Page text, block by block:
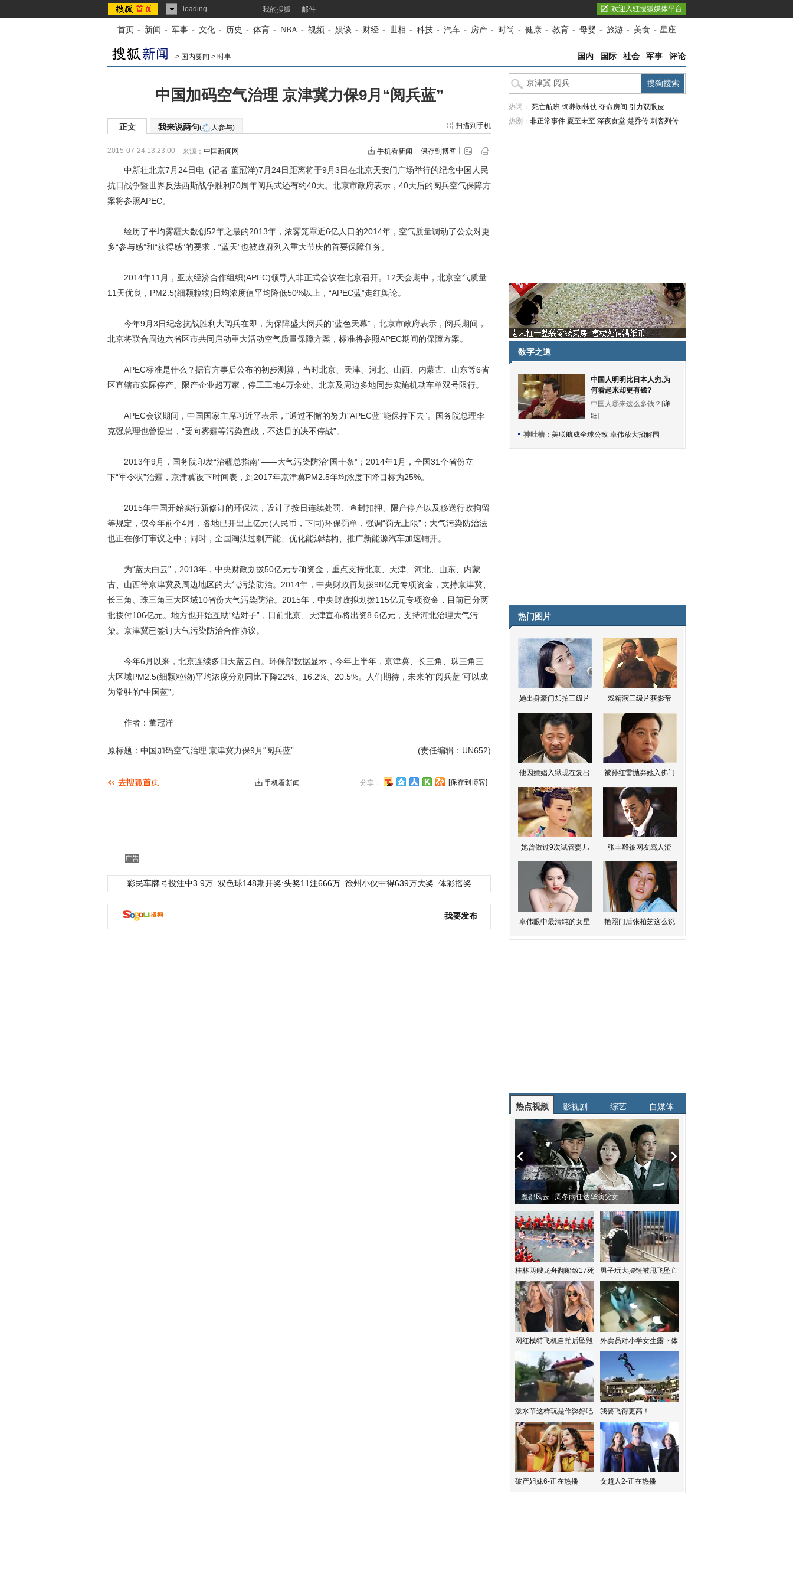
loading... 我的搜狐 邮件 欢迎入驻搜狐媒体平台
首页 - 新闻 - 军事 - 文化 - 历史 - 体育 - NBA - 视频 - 娱谈 - 财经 - 世相 - 科技 - 汽车 - 房产 - 时尚 - 健康 - 教育 - 母婴 - 旅游 - 美食 - 星座
> 国内要闻 > 时事 国内 国际 社会 军事 评论
中国加码空气治理 京津冀力保9月“阅兵蓝”
正文 我来说两句( 人参与) 扫描到手机
2015-07-24 13:23:00 来源： 中国新闻网 手机看新闻 保存到博客
中新社北京7月24日电 (记者 董冠洋)7月24日距离将于9月3日在北京天安门广场举行的纪念中国人民
抗日战争暨世界反法西斯战争胜利70周年阅兵式还有约40天。北京市政府表示，40天后的阅兵空气保障方
案将参照APEC。
经历了平均雾霾天数创52年之最的2013年，浓雾笼罩近6亿人口的2014年，空气质量调动了公众对更
多“参与感”和“获得感”的要求，“蓝天”也被政府列入重大节庆的首要保障任务。
2014年11月，亚太经济合作组织(APEC)领导人非正式会议在北京召开。12天会期中，北京空气质量
11天优良，PM2.5(细颗粒物)日均浓度值平均降低50%以上，“APEC蓝”走红舆论。
今年9月3日纪念抗战胜利大阅兵在即，为保障盛大阅兵的“蓝色天幕”，北京市政府表示，阅兵期间，
北京将联合周边六省区市共同启动重大活动空气质量保障方案，标准将参照APEC期间的保障方案。
APEC标准是什么？据官方事后公布的初步测算，当时北京、天津、河北、山西、内蒙古、山东等6省
区直辖市实际停产、限产企业超万家，停工工地4万余处。北京及周边多地同步实施机动车单双号限行。
APEC会议期间，中国国家主席习近平表示，“通过不懈的努力"APEC蓝"能保持下去”。国务院总理李
克强总理也曾提出，“要向雾霾等污染宣战，不达目的决不停战”。
2013年9月，国务院印发“治霾总指南”——大气污染防治“国十条”；2014年1月，全国31个省份立
下“军令状”治霾，京津冀设下时间表，到2017年京津冀PM2.5年均浓度下降目标为25%。
2015年中国开始实行新修订的环保法，设计了按日连续处罚、查封扣押、限产停产以及移送行政拘留
等规定，仅今年前个4月，各地已开出上亿元(人民币，下同)环保罚单，强调“罚无上限”；大气污染防治法
也正在修订审议之中；同时，全国淘汰过剩产能、优化能源结构、推广新能源汽车加速铺开。
为“蓝天白云”，2013年，中央财政划拨50亿元专项资金，重点支持北京、天津、河北、山东、内蒙
古、山西等京津冀及周边地区的大气污染防治。2014年，中央财政再划拨98亿元专项资金，支持京津冀、
长三角、珠三角三大区域10省份大气污染防治。2015年，中央财政拟划拨115亿元专项资金，目前已分两
批拨付106亿元。地方也开始互助“结对子”，日前北京、天津宣布将出资8.6亿元，支持河北治理大气污
染。京津冀已签订大气污染防治合作协议。
今年6月以来，北京连续多日天蓝云白。环保部数据显示，今年上半年，京津冀、长三角、珠三角三
大区域PM2.5(细颗粒物)平均浓度分别同比下降22%、16.2%、20.5%。人们期待，未来的“阅兵蓝”可以成
为常驻的“中国蓝”。
作者：董冠洋
(责任编辑：UN652)
原标题：中国加码空气治理 京津冀力保9月“阅兵蓝”
分享： [保存到博客]
手机看新闻
广告
彩民车牌号投注中3.9万 双色球148期开奖:头奖11注666万 徐州小伙中得639万大奖 体彩摇奖
我要发布
热词： 死亡航班 饲养蜘蛛侠 夺命房间 引力双眼皮
热剧： 非正常事件 夏至未至 深夜食堂 楚乔传 刺客列传
数字之道
中国人明明比日本人穷,为
何看起来却更有钱?
中国人哪来这么多钱？[详
细]
神吐槽： 美联航成全球公敌 卓伟放大招解围
热门图片
她出身豪门却拍三级片 戏精演三级片获影帝
他因嫖娼入狱现在复出 被孙红雷抛弃她入佛门
她曾做过9次试管婴儿 张丰毅被网友骂人渣
卓伟眼中最清纯的女星 艳照门后张柏芝这么说
热点视频 影视剧 综艺 自媒体
魔都风云 | 周冬雨任达华演父女
桂林两艘龙舟翻船致17死 男子玩大摆锤被甩飞坠亡
网红模特飞机自拍后坠毁 外卖员对小学女生露下体
泼水节这样玩是作弊好吧 我要飞得更高！
破产姐妹6-正在热播 女超人2-正在热播